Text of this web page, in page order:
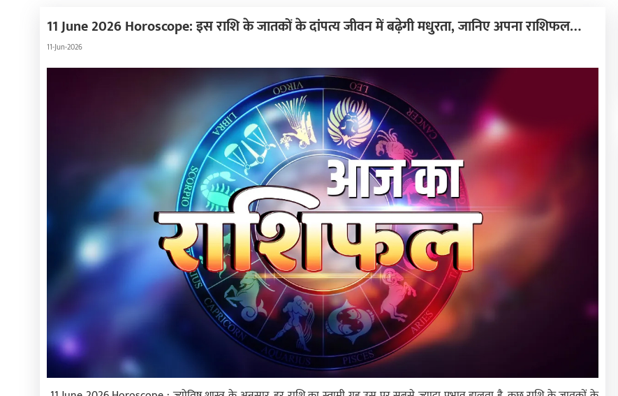
11 June 2026 Horoscope: इस राशि के जातकों के दांपत्य जीवन में बढ़ेगी मधुरता, जानिए अपना राशिफल…
11-Jun-2026